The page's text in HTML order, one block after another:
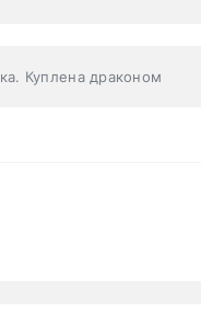
Куплена драконом